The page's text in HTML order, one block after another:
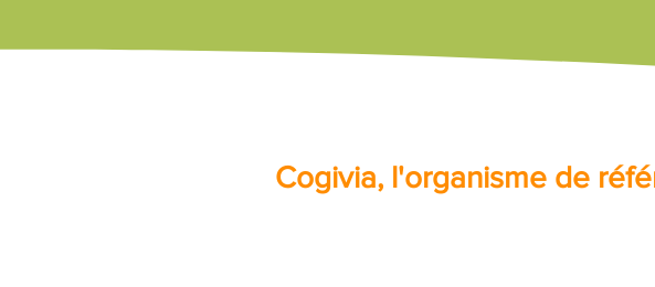
Cogivia, l'organisme de